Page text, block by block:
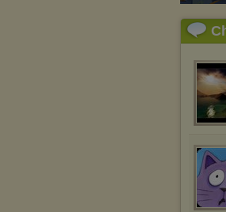
Istnieje
sposób
urządzeniu
dokonując
Pełną
http://